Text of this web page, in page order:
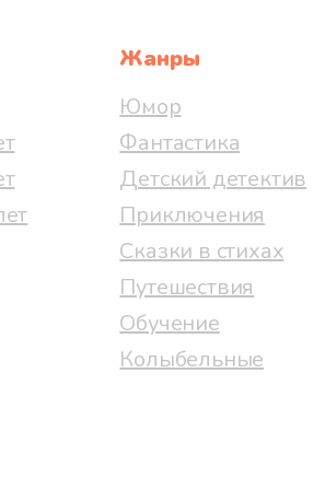
- Если только это огорчает
- А как вы это сделаете? -
- В моей власти, сударыня, -
полюблю более всего на
умной, лишь бы вы
Принцесса была совсем
- Вижу, - сказал Рике с
Жанры
Юмор
Фантастика
Детский детектив
Приключения
Сказки в стихах
Путешествия
Обучение
Колыбельные